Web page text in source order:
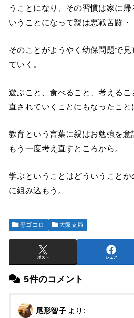
うことになり、その習慣は家に
いうことになって親は悪戦苦闘・
そのことがようやく幼保問題で見
ていく。
遊ぶこと、食べること、考えるこ
直されていくことにもなったこと
教育という言葉に親はお勉強を
もう一度考え直すところから。
学ぶということはどういうこと
に組み込もう。
母ゴコロ 大阪支局
ポスト シェア
5件のコメント
尾形智子 より: